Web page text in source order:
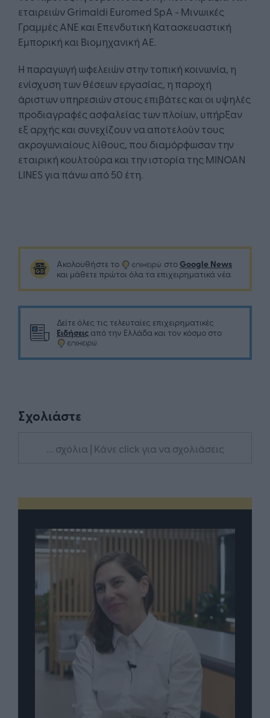
εταιρειών Grimaldi Euromed SpA - Μινωικές
Γραμμές ΑΝΕ και Επενδυτική Κατασκευαστική
Εμπορική και Βιομηχανική ΑΕ.
Η παραγωγή ωφελειών στην τοπική κοινωνία, η
ενίσχυση των θέσεων εργασίας, η παροχή
άριστων υπηρεσιών στους επιβάτες και οι υψηλές
προδιαγραφές ασφαλείας των πλοίων, υπήρξαν
εξ αρχής και συνεχίζουν να αποτελούν τους
ακρογωνιαίους λίθους, που διαμόρφωσαν την
εταιρική κουλτούρα και την ιστορία της MINOAN
LINES για πάνω από 50 έτη.
Ακολουθήστε το στο Google News
και μάθετε πρώτοι όλα τα επιχειρηματικά νέα
Δείτε όλες τις τελευταίες επιχειρηματικές
Ειδήσεις από την Ελλάδα και τον κόσμο στο
Σχολιάστε
... σχόλια | Κάνε click για να σχολιάσεις